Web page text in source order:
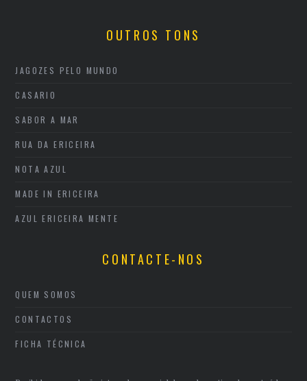
OUTROS TONS
JAGOZES PELO MUNDO
CASARIO
SABOR A MAR
RUA DA ERICEIRA
NOTA AZUL
MADE IN ERICEIRA
AZUL ERICEIRA MENTE
CONTACTE-NOS
QUEM SOMOS
CONTACTOS
FICHA TÉCNICA